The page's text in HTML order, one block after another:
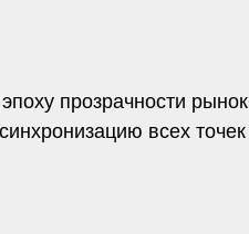
прозрачности рынок
всех точек